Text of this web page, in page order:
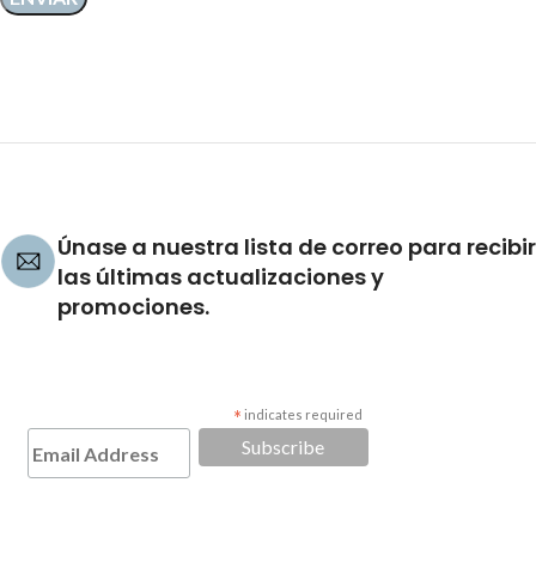
Únase a nuestra lista de correo para recibir
las últimas actualizaciones y
promociones.
* indicates required